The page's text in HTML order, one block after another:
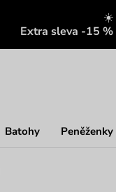
☀️
Extra sleva -15 %
Batohy Peněženky